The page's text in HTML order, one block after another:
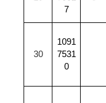
7
30
1091
7531
0